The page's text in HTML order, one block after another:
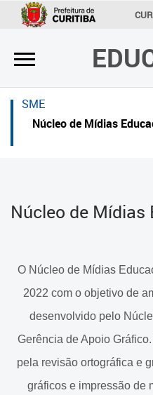
Inicial
Secretaria
Profissionais da educação
Contato
úteis
Portal da Prefeitura de
Cadastramento Escolar
Cadastro Online
Portal ICS Instituto Curitiba
×
Inicial
Inicial
Secretaria
Crianças e estudantes
Contato
Núcleo de Mídias
Equipe
Biblioteca
SME
Núcleo de Mídias
Núcleo de Mídias
O Núcleo de Mídias
2022 com o objetivo de
desenvolvido pelo
Gerência de Apoio
pela revisão ortográfica e
gráficos e impressão de